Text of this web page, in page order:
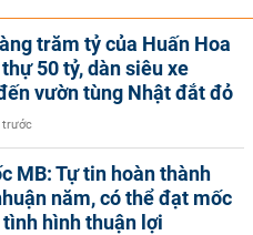
trăm tỷ của Huấn Hoa
50 tỷ, dàn siêu xe
vườn tùng Nhật đắt đỏ
trước
MB: Tự tin hoàn thành
năm, có thể đạt mốc
hình thuận lợi